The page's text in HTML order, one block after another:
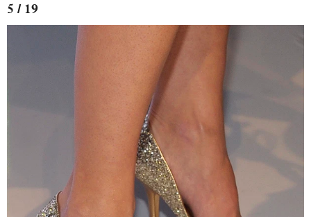
5 / 19